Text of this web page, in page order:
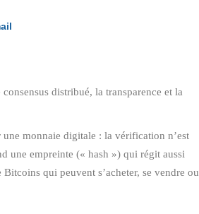
distribué, la transparence et la
monnaie digitale : la vérification n’est
une empreinte (« hash ») qui régit aussi
qui peuvent s’acheter, se vendre ou